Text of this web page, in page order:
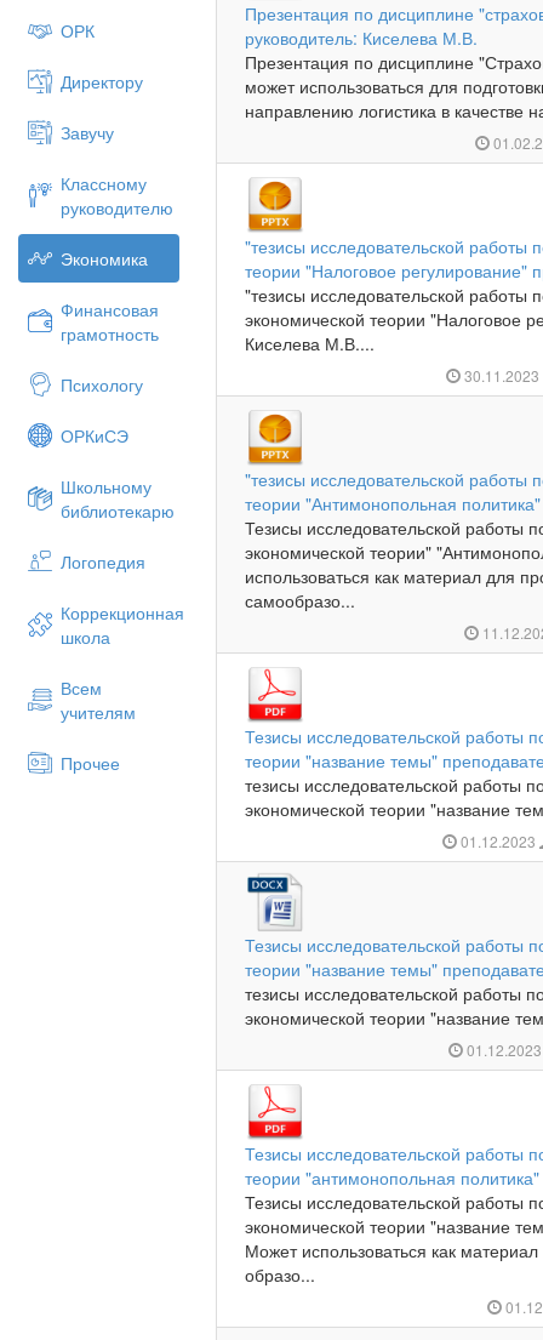
ОРК
Директору
Завучу
Классному
руководителю
Экономика
Финансовая
грамотность
Психологу
ОРКиСЭ
Школьному
библиотекарю
Логопедия
Коррекционная
школа
Всем
учителям
Прочее
Презентация по дисциплине
руководитель: Киселева М.В.
Презентация по дисциплине
может использоваться для
направлению логистика в качестве
"тезисы исследовательской работы
теории "Налоговое регулирование"
"тезисы исследовательской работы
экономической теории "Налоговое
Киселева М.В....
30.11.2023
"тезисы исследовательской работы
теории "Антимонопольная
Тезисы исследовательской работы
экономической теории"
использоваться как материал для
самообразо...
Тезисы исследовательской работы
теории "название темы"
тезисы исследовательской работы
экономической теории "название
01.12.2023
Тезисы исследовательской работы
теории "название темы"
тезисы исследовательской работы
экономической теории "название
Тезисы исследовательской работы
теории "антимонопольная
Тезисы исследовательской работы
экономической теории "название
Может использоваться как
образо...